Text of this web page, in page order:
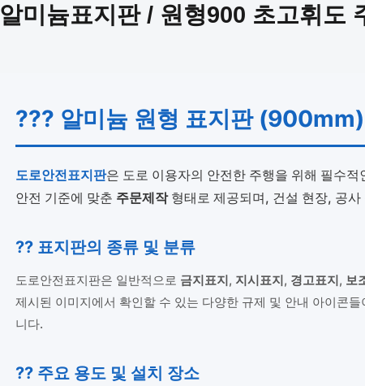
알미늄표지판 / 원형900 초고휘도
??? 알미늄 원형 표지판
도로안전표지판은 도로 이용자의 안전한 주행을 위해 필수
안전 기준에 맞춘 주문제작형태로 제공되며, 건설 현장, 공
?? 표지판의 종류 및 분류
도로안전표지판은 일반적으로 금지표지, 지시표지, 경고표지, 보
제시된 이미지에서 확인할 수 있는 다양한 규제 및 안내 아이콘
니다.
?? 주요 용도 및 설치 장소